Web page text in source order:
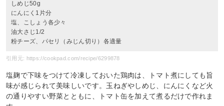
しめじ50g
にんにく1片分
塩、こしょう各少々
油大さじ1/2
粉チーズ、パセリ（みじん切り）各適量
引用元: https://cookpad.com/recipe/6299878
塩麹で下味をつけて冷凍しておいた鶏肉は、トマト煮にしても旨
味が感じられて美味しいです。玉ねぎやしめじ、にんにくなど火
の通りやすい野菜とともに、トマト缶を加えて煮るだけで作れま